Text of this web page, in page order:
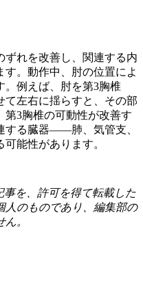
ずれを改善し、関連する内
。動作中、肘の位置によ
。例えば、肘を第3胸椎
て左右に揺らすと、その部
3胸椎の可動性が改善す
する臓器——肺、気管支、
能性があります。
事を、許可を得て転載した
人のものであり、編集部の
。